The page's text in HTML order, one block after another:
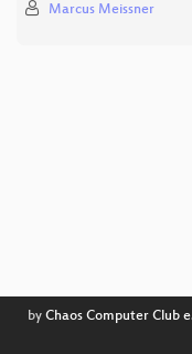
Marcus Meissner
by Chaos Computer Club